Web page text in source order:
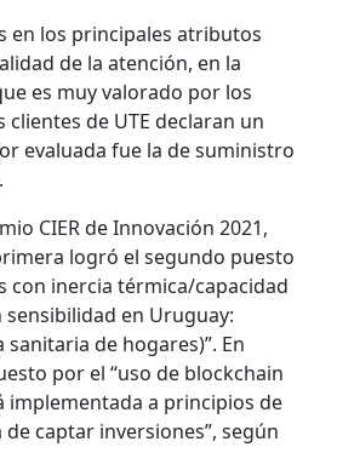
en los principales atributos
de la atención, en la
es muy valorado por los
de UTE declaran un
evaluada fue la de suministro
CIER de Innovación 2021,
logró el segundo puesto
con inercia térmica/capacidad
en Uruguay:
de hogares)”. En
por el “uso de blockchain
implementada a principios de
captar inversiones”, según